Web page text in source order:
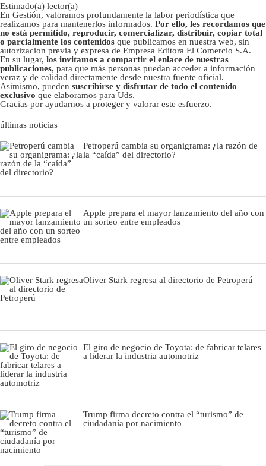
Estimado(a) lector(a)
En Gestión, valoramos profundamente la labor periodística que
realizamos para mantenerlos informados. Por ello, les recordamos que
no está permitido, reproducir, comercializar, distribuir, copiar total
o parcialmente los contenidos que publicamos en nuestra web, sin
autorizacion previa y expresa de Empresa Editora El Comercio S.A.
En su lugar, los invitamos a compartir el enlace de nuestras
publicaciones, para que más personas puedan acceder a información
veraz y de calidad directamente desde nuestra fuente oficial.
Asimismo, pueden suscribirse y disfrutar de todo el contenido
exclusivo que elaboramos para Uds.
Gracias por ayudarnos a proteger y valorar este esfuerzo.
últimas noticias
Petroperú cambia su organigrama: ¿la razón de
la “caída” del directorio?
Apple prepara el mayor lanzamiento del año con
un sorteo entre empleados
Oliver Stark regresa al directorio de Petroperú
El giro de negocio de Toyota: de fabricar telares
a liderar la industria automotriz
Trump firma decreto contra el “turismo” de
ciudadanía por nacimiento